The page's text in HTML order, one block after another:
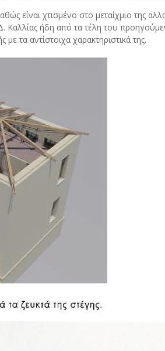
είναι χτισμένο στο μεταίχμιο της
Καλλίας ήδη από τα τέλη του
τα αντίστοιχα χαρακτηριστικά της.